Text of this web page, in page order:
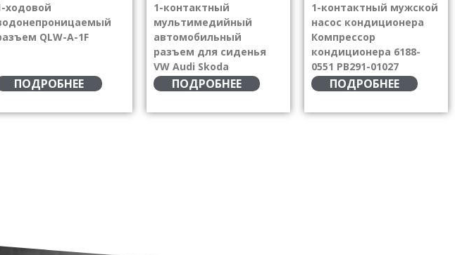
ходовой
QLW-A-1F
ПОДРОБНЕЕ
1-контактный
мультимедийный
автомобильный
разъем для сиденья
VW Audi Skoda
ПОДРОБНЕЕ
1-контактный мужской
насос кондиционера
Компрессор
кондиционера 6188-
0551 PB291-01027
ПОДРОБНЕЕ